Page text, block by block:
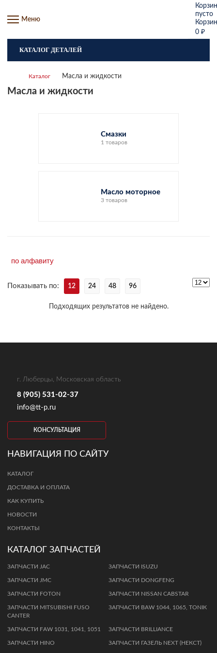
Меню
пусто
0 ₽
КАТАЛОГ ДЕТАЛЕЙ
Каталог Масла и жидкости
Масла и жидкости
Смазки
1 товаров
Масло моторное
3 товаров
Показывать по: 12 24 48 96
Подходящих результатов не найдено.
г. Люберцы, Московская область
8 (905) 531-02-37
info@tt-p.ru
КОНСУЛЬТАЦИЯ
КАТАЛОГ ЗАПЧАСТЕЙ
ЗАПЧАСТИ JAC ЗАПЧАСТИ ISUZU
ЗАПЧАСТИ JMC ЗАПЧАСТИ DONGFENG
ЗАПЧАСТИ FOTON ЗАПЧАСТИ NISSAN CABSTAR
ЗАПЧАСТИ MITSUBISHI FUSO
CANTER
ЗАПЧАСТИ BАW 1044, 1065, TОNIК
ЗAПЧAСТИ FАW 1031, 1041, 1051 ЗАПЧАСТИ BRILLIANCE
ЗАПЧАСТИ HINO ЗАПЧАСТИ ГАЗЕЛЬ NEXT (НЕКСТ)
НАВИГАЦИЯ ПО САЙТУ
КАТАЛОГ
ДОСТАВКА И ОПЛАТА
КАК КУПИТЬ
НОВОСТИ
КОНТАКТЫ